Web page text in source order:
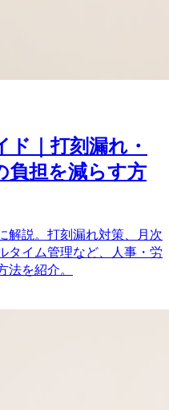
ド｜打刻漏れ・
負担を減らす方
解説。打刻漏れ対策、月次
タイム管理など、人事・労
を紹介。